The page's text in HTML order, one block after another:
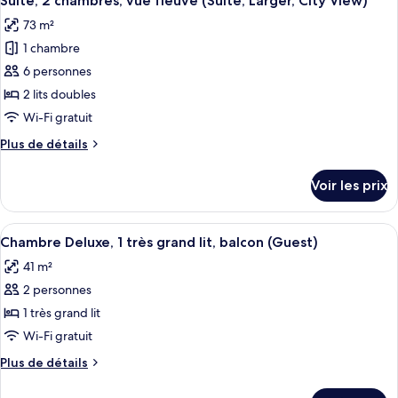
Suite,
chambre
toutes
les
photos
pour
ce
type
chambre :
chambres,
vue
fleuve
(Suite,
Larger,
City
View)
73 m²
1 chambre
6 personnes
2 lits doubles
Wi-Fi gratuit
Plus de détails
Plus
le
type
de
Suite,
2
vue
fleuve
Larger,
Voir les prix
Afficher
toutes
les
photos
pour
ce
type
de
Une chambre d’hôtel avec un
7
Chambre Deluxe, 1 très grand lit, balcon (Guest)
41 m²
2 personnes
1 très grand lit
Wi-Fi gratuit
Plus de détails
Plus